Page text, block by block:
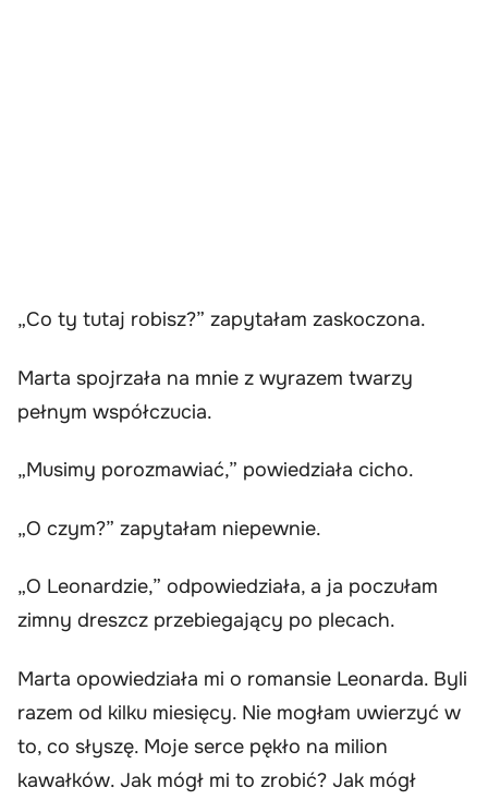
„Co ty tutaj robisz?” zapytałam zaskoczona.
Marta spojrzała na mnie z wyrazem twarzy
pełnym współczucia.
„Musimy porozmawiać,” powiedziała cicho.
„O czym?” zapytałam niepewnie.
„O Leonardzie,” odpowiedziała, a ja poczułam
zimny dreszcz przebiegający po plecach.
Marta opowiedziała mi o romansie Leonarda. Byli
razem od kilku miesięcy. Nie mogłam uwierzyć w
to, co słyszę. Moje serce pękło na milion
kawałków. Jak mógł mi to zrobić? Jak mógł